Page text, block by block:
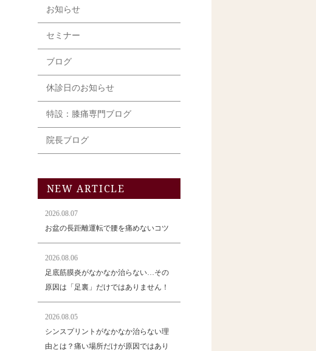
お知らせ
セミナー
ブログ
休診日のお知らせ
特設：膝痛専門ブログ
院長ブログ
NEW ARTICLE
2026.08.07
お盆の長距離運転で腰を痛めないコツ
2026.08.06
足底筋膜炎がなかなか治らない…その
原因は「足裏」だけではありません！
2026.08.05
シンスプリントがなかなか治らない理
由とは？痛い場所だけが原因ではあり